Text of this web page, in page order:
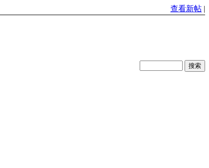
查看新帖 |